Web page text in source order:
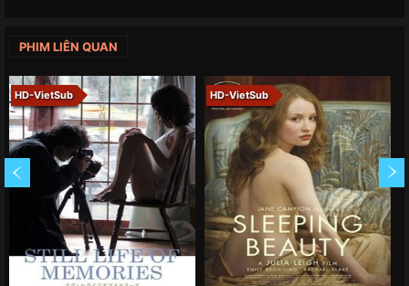
PHIM LIÊN QUAN
HD-VietSub HD-VietSub